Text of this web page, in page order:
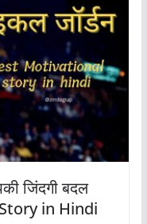
जिंदगी बदल
in Hindi